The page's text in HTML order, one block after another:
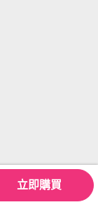
立即購買